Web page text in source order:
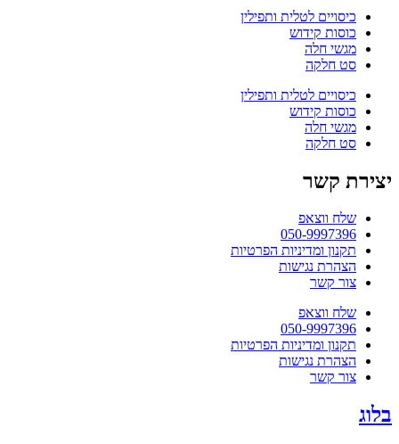
כיסויים לטלית ותפילין
כוסות קידוש
מגשי חלה
סט חלקה
כיסויים לטלית ותפילין
כוסות קידוש
מגשי חלה
סט חלקה
יצירת קשר
שלח ווצאפ
050-9997396
תקנון ומדיניות הפרטיות
הצהרת נגישות
צור קשר
שלח ווצאפ
050-9997396
תקנון ומדיניות הפרטיות
הצהרת נגישות
צור קשר
בלוג